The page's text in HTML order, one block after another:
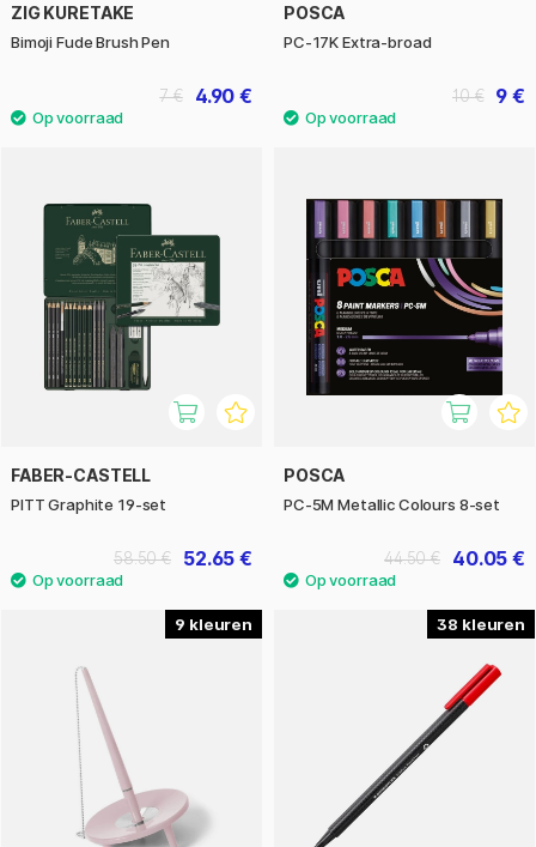
ZIG KURETAKE
Bimoji Fude Brush Pen
4.90 €
7 €
POSCA
PC-17K Extra-broad
9 €
10 €
FABER-CASTELL
PITT Graphite 19-set
52.65 €
58.50 €
POSCA
PC-5M Metallic Colours 8-set
40.05 €
44.50 €
9 38